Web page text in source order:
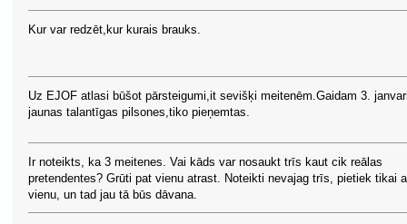
Kur var redzēt,kur kurais brauks.
Uz EJOF atlasi būšot pārsteigumi,it sevišķi meitenēm.Gaidam 3.
jaunas talantīgas pilsones,tiko pieņemtas.
Ir noteikts, ka 3 meitenes. Vai kāds var nosaukt trīs kaut cik reālas
pretendentes? Grūti pat vienu atrast. Noteikti nevajag trīs, pietiek tikai
vienu, un tad jau tā būs dāvana.